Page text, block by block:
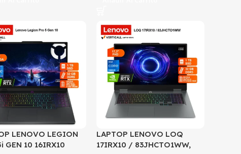
LENOVO LEGION
GEN 10 16IRX10
LAPTOP LENOVO LOQ
17IRX10 / 83JHCTO1WW,